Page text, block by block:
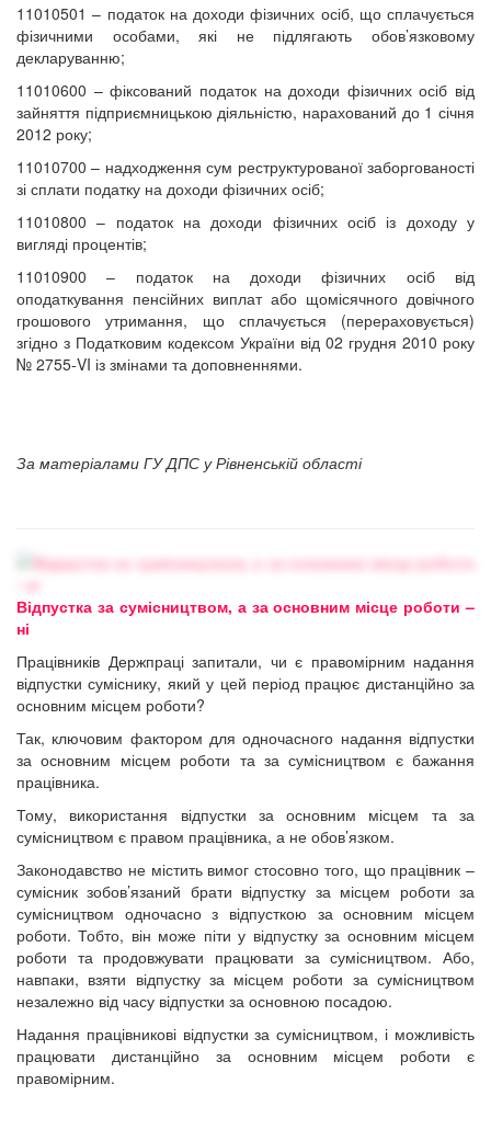
11010501 – податок на доходи фізичних осіб, що сплачується
фізичними особами, які не підлягають обов’язковому
декларуванню;
11010600 – фіксований податок на доходи фізичних осіб від
зайняття підприємницькою діяльністю, нарахований до 1 січня
2012 року;
11010700 – надходження сум реструктурованої заборгованості
зі сплати податку на доходи фізичних осіб;
11010800 – податок на доходи фізичних осіб із доходу у
вигляді процентів;
11010900 – податок на доходи фізичних осіб від
оподаткування пенсійних виплат або щомісячного довічного
грошового утримання, що сплачується (перераховується)
згідно з Податковим кодексом України від 02 грудня 2010 року
№ 2755-VI із змінами та доповненнями.
За матеріалами ГУ ДПС у Рівненській області
Відпустка за сумісництвом, а за основним місце роботи –
ні
Працівників Держпраці запитали, чи є правомірним надання
відпустки суміснику, який у цей період працює дистанційно за
основним місцем роботи?
Так, ключовим фактором для одночасного надання відпустки
за основним місцем роботи та за сумісництвом є бажання
працівника.
Тому, використання відпустки за основним місцем та за
сумісництвом є правом працівника, а не обов’язком.
Законодавство не містить вимог стосовно того, що працівник –
сумісник зобов’язаний брати відпустку за місцем роботи за
сумісництвом одночасно з відпусткою за основним місцем
роботи. Тобто, він може піти у відпустку за основним місцем
роботи та продовжувати працювати за сумісництвом. Або,
навпаки, взяти відпустку за місцем роботи за сумісництвом
незалежно від часу відпустки за основною посадою.
Надання працівникові відпустки за сумісництвом, і можливість
працювати дистанційно за основним місцем роботи є
правомірним.